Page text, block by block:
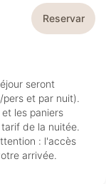
Reservar
seront
et par nuit).
les paniers
de la nuitée.
: l'accès
arrivée.